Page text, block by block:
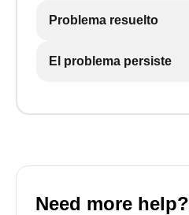
Problema resuelto
El problema persiste
Need more help?